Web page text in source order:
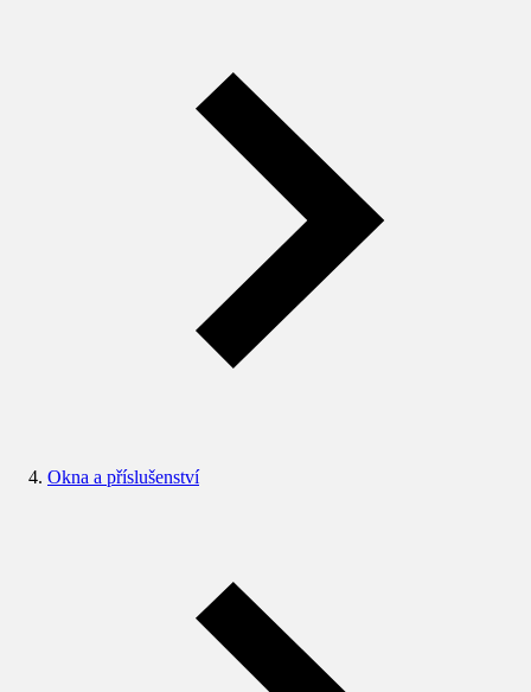
Okna a příslušenství